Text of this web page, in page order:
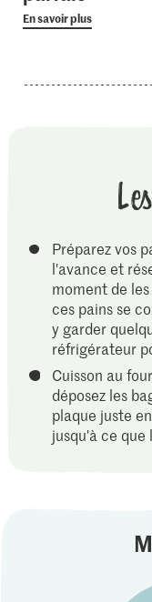
En savoir plus
Préparez vos
l'avance et
moment de
ces pains se
y garder
réfrigérateur
Cuisson au
déposez les
plaque juste
jusqu'à ce